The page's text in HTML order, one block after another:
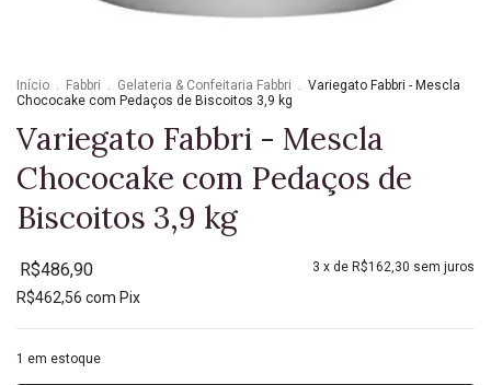
Início . Fabbri . Gelateria & Confeitaria Fabbri . Variegato Fabbri - Mescla
Chococake com Pedaços de Biscoitos 3,9 kg
Variegato Fabbri - Mescla
Chococake com Pedaços de
Biscoitos 3,9 kg
R$486,90 3 x de R$162,30 sem juros
R$462,56 com Pix
1 em estoque